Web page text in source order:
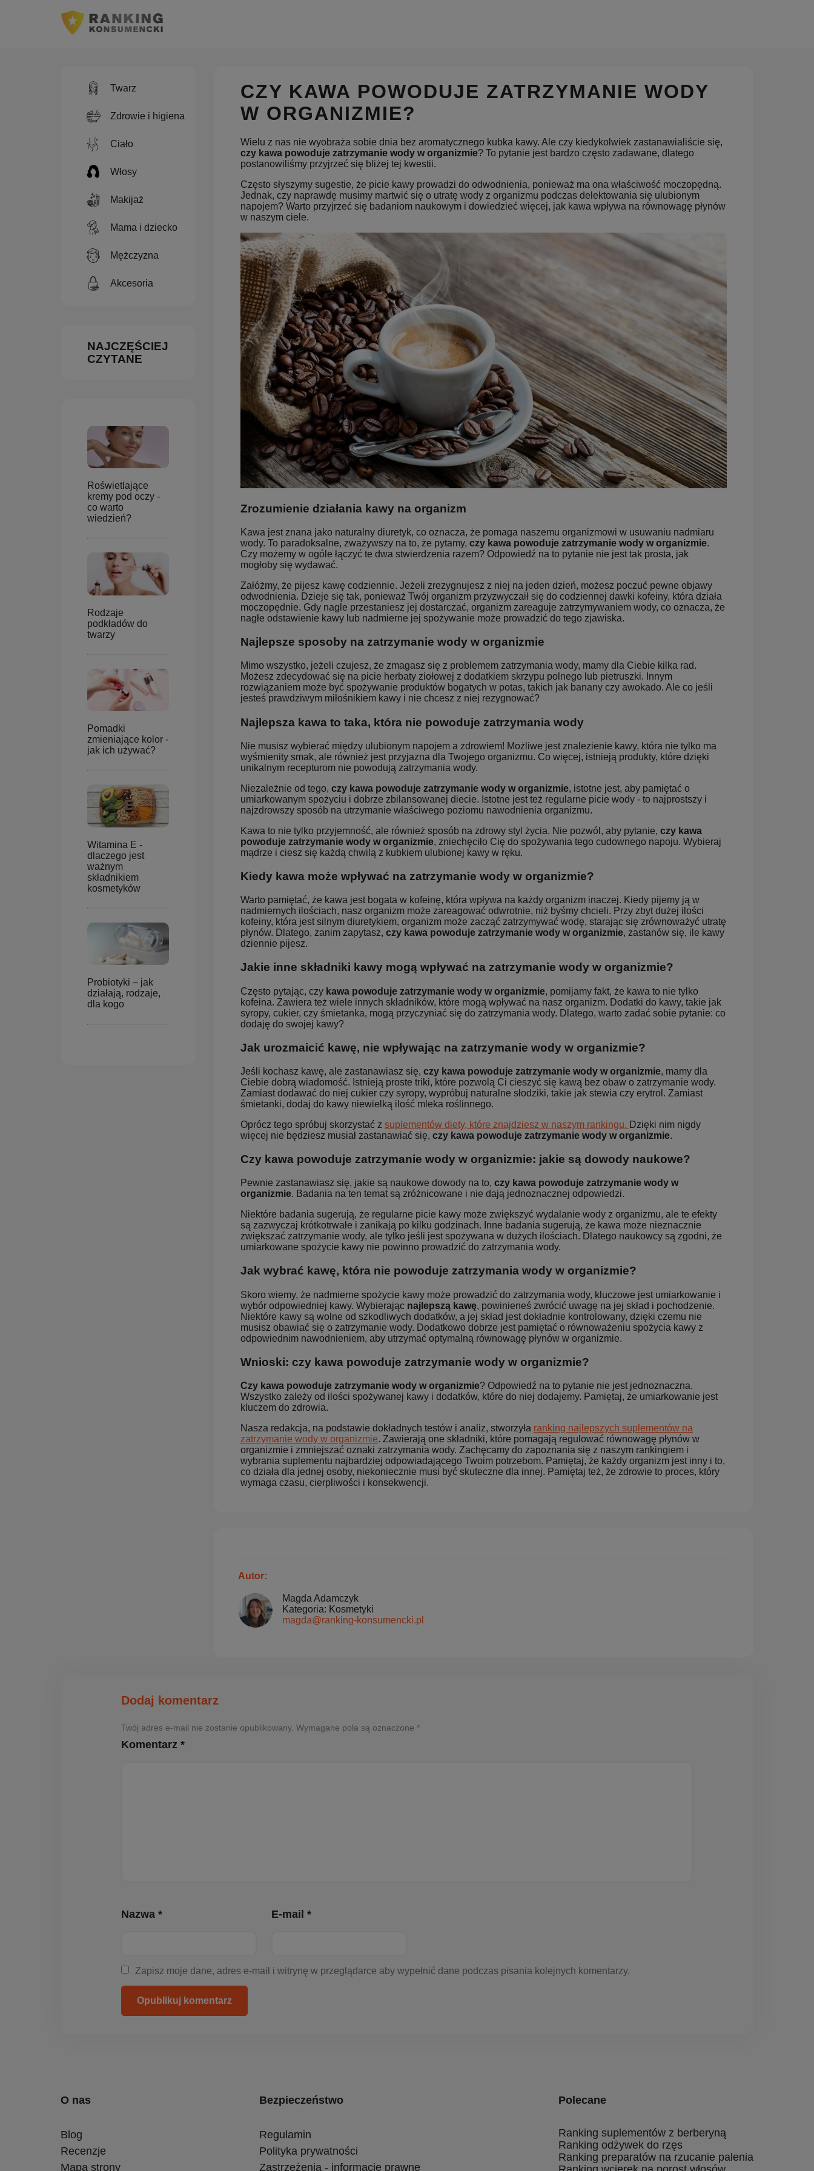
Twarz
Zdrowie i higiena
Ciało
Włosy
Makijaż
Mama i dziecko
Mężczyzna
Akcesoria
NAJCZĘŚCIEJ
CZYTANE
Roświetlające
kremy pod oczy -
co warto
wiedzień?
Rodzaje
podkładów do
twarzy
Pomadki
zmieniające kolor -
jak ich używać?
Witamina E -
dlaczego jest
ważnym
składnikiem
kosmetyków
Probiotyki – jak
działają, rodzaje,
dla kogo
CZY KAWA POWODUJE ZATRZYMANIE WODY
W ORGANIZMIE?
Wielu z nas nie wyobraża sobie dnia bez aromatycznego kubka kawy. Ale czy kiedykolwiek zastanawialiście się,
czy kawa powoduje zatrzymanie wody w organizmie? To pytanie jest bardzo często zadawane, dlatego
postanowiliśmy przyjrzeć się bliżej tej kwestii.
Często słyszymy sugestie, że picie kawy prowadzi do odwodnienia, ponieważ ma ona właściwość moczopędną.
Jednak, czy naprawdę musimy martwić się o utratę wody z organizmu podczas delektowania się ulubionym
napojem? Warto przyjrzeć się badaniom naukowym i dowiedzieć więcej, jak kawa wpływa na równowagę płynów
w naszym ciele.
Zrozumienie działania kawy na organizm
Kawa jest znana jako naturalny diuretyk, co oznacza, że pomaga naszemu organizmowi w usuwaniu nadmiaru
wody. To paradoksalne, zważywszy na to, że pytamy, czy kawa powoduje zatrzymanie wody w organizmie.
Czy możemy w ogóle łączyć te dwa stwierdzenia razem? Odpowiedź na to pytanie nie jest tak prosta, jak
mogłoby się wydawać.
Załóżmy, że pijesz kawę codziennie. Jeżeli zrezygnujesz z niej na jeden dzień, możesz poczuć pewne objawy
odwodnienia. Dzieje się tak, ponieważ Twój organizm przyzwyczaił się do codziennej dawki kofeiny, która działa
moczopędnie. Gdy nagle przestaniesz jej dostarczać, organizm zareaguje zatrzymywaniem wody, co oznacza, że
nagłe odstawienie kawy lub nadmierne jej spożywanie może prowadzić do tego zjawiska.
Najlepsze sposoby na zatrzymanie wody w organizmie
Mimo wszystko, jeżeli czujesz, że zmagasz się z problemem zatrzymania wody, mamy dla Ciebie kilka rad.
Możesz zdecydować się na picie herbaty ziołowej z dodatkiem skrzypu polnego lub pietruszki. Innym
rozwiązaniem może być spożywanie produktów bogatych w potas, takich jak banany czy awokado. Ale co jeśli
jesteś prawdziwym miłośnikiem kawy i nie chcesz z niej rezygnować?
Najlepsza kawa to taka, która nie powoduje zatrzymania wody
Nie musisz wybierać między ulubionym napojem a zdrowiem! Możliwe jest znalezienie kawy, która nie tylko ma
wyśmienity smak, ale również jest przyjazna dla Twojego organizmu. Co więcej, istnieją produkty, które dzięki
unikalnym recepturom nie powodują zatrzymania wody.
Niezależnie od tego, czy kawa powoduje zatrzymanie wody w organizmie, istotne jest, aby pamiętać o
umiarkowanym spożyciu i dobrze zbilansowanej diecie. Istotne jest też regularne picie wody - to najprostszy i
najzdrowszy sposób na utrzymanie właściwego poziomu nawodnienia organizmu.
Kawa to nie tylko przyjemność, ale również sposób na zdrowy styl życia. Nie pozwól, aby pytanie, czy kawa
powoduje zatrzymanie wody w organizmie, zniechęciło Cię do spożywania tego cudownego napoju. Wybieraj
mądrze i ciesz się każdą chwilą z kubkiem ulubionej kawy w ręku.
Kiedy kawa może wpływać na zatrzymanie wody w organizmie?
Warto pamiętać, że kawa jest bogata w kofeinę, która wpływa na każdy organizm inaczej. Kiedy pijemy ją w
nadmiernych ilościach, nasz organizm może zareagować odwrotnie, niż byśmy chcieli. Przy zbyt dużej ilości
kofeiny, która jest silnym diuretykiem, organizm może zacząć zatrzymywać wodę, starając się zrównoważyć utratę
płynów. Dlatego, zanim zapytasz, czy kawa powoduje zatrzymanie wody w organizmie, zastanów się, ile kawy
dziennie pijesz.
Jakie inne składniki kawy mogą wpływać na zatrzymanie wody w organizmie?
Często pytając, czykawa powoduje zatrzymanie wody w organizmie, pomijamy fakt, że kawa to nie tylko
kofeina. Zawiera też wiele innych składników, które mogą wpływać na nasz organizm. Dodatki do kawy, takie jak
syropy, cukier, czy śmietanka, mogą przyczyniać się do zatrzymania wody. Dlatego, warto zadać sobie pytanie: co
dodaję do swojej kawy?
Jak urozmaicić kawę, nie wpływając na zatrzymanie wody w organizmie?
Jeśli kochasz kawę, ale zastanawiasz się, czy kawa powoduje zatrzymanie wody w organizmie, mamy dla
Ciebie dobrą wiadomość. Istnieją proste triki, które pozwolą Ci cieszyć się kawą bez obaw o zatrzymanie wody.
Zamiast dodawać do niej cukier czy syropy, wypróbuj naturalne słodziki, takie jak stewia czy erytrol. Zamiast
śmietanki, dodaj do kawy niewielką ilość mleka roślinnego.
Oprócz tego spróbuj skorzystać z suplementów diety, które znajdziesz w naszym rankingu. Dzięki nim nigdy
więcej nie będziesz musiał zastanawiać się, czy kawa powoduje zatrzymanie wody w organizmie.
Czy kawa powoduje zatrzymanie wody w organizmie: jakie są dowody naukowe?
Pewnie zastanawiasz się, jakie są naukowe dowody na to, czy kawa powoduje zatrzymanie wody w
organizmie. Badania na ten temat są zróżnicowane i nie dają jednoznacznej odpowiedzi.
Niektóre badania sugerują, że regularne picie kawy może zwiększyć wydalanie wody z organizmu, ale te efekty
są zazwyczaj krótkotrwałe i zanikają po kilku godzinach. Inne badania sugerują, że kawa może nieznacznie
zwiększać zatrzymanie wody, ale tylko jeśli jest spożywana w dużych ilościach. Dlatego naukowcy są zgodni, że
umiarkowane spożycie kawy nie powinno prowadzić do zatrzymania wody.
Jak wybrać kawę, która nie powoduje zatrzymania wody w organizmie?
Skoro wiemy, że nadmierne spożycie kawy może prowadzić do zatrzymania wody, kluczowe jest umiarkowanie i
wybór odpowiedniej kawy. Wybierając najlepszą kawę, powinieneś zwrócić uwagę na jej skład i pochodzenie.
Niektóre kawy są wolne od szkodliwych dodatków, a jej skład jest dokładnie kontrolowany, dzięki czemu nie
musisz obawiać się o zatrzymanie wody. Dodatkowo dobrze jest pamiętać o równoważeniu spożycia kawy z
odpowiednim nawodnieniem, aby utrzymać optymalną równowagę płynów w organizmie.
Wnioski: czy kawa powoduje zatrzymanie wody w organizmie?
Czy kawa powoduje zatrzymanie wody w organizmie? Odpowiedź na to pytanie nie jest jednoznaczna.
Wszystko zależy od ilości spożywanej kawy i dodatków, które do niej dodajemy. Pamiętaj, że umiarkowanie jest
kluczem do zdrowia.
Nasza redakcja, na podstawie dokładnych testów i analiz, stworzyła ranking najlepszych suplementów na
zatrzymanie wody w organizmie. Zawierają one składniki, które pomagają regulować równowagę płynów w
organizmie i zmniejszać oznaki zatrzymania wody. Zachęcamy do zapoznania się z naszym rankingiem i
wybrania suplementu najbardziej odpowiadającego Twoim potrzebom. Pamiętaj, że każdy organizm jest inny i to,
co działa dla jednej osoby, niekoniecznie musi być skuteczne dla innej. Pamiętaj też, że zdrowie to proces, który
wymaga czasu, cierpliwości i konsekwencji.
Autor:
Magda Adamczyk
Kategoria: Kosmetyki
magda@ranking-konsumencki.pl
Dodaj komentarz
Twój adres e-mail nie zostanie opublikowany. Wymagane pola są oznaczone *
Komentarz *
Nazwa * E-mail *
Zapisz moje dane, adres e-mail i witrynę w przeglądarce aby wypełnić dane podczas pisania kolejnych komentarzy.
Opublikuj komentarz
O nas
Blog
Recenzje
Mapa strony
Bezpieczeństwo
Regulamin
Polityka prywatności
Zastrzeżenia - informacje prawne
Polecane
Ranking suplementów z berberyną
Ranking odżywek do rzęs
Ranking preparatów na rzucanie palenia